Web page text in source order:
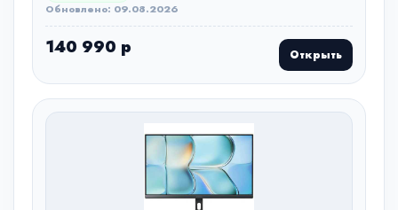
Обновлено: 09.08.2026
140 990 р Открыть